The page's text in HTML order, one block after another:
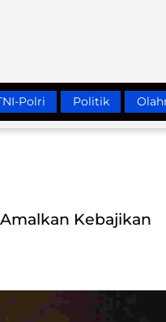
Polri Politik
Kebajikan